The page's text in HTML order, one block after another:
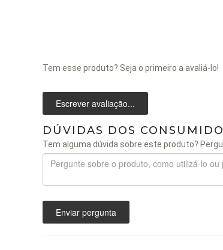
Tem esse produto? Seja o primeiro a avaliá-lo!
Escrever avaliação...
DÚVIDAS DOS
Tem alguma dúvida sobre este produto?
Enviar pergunta